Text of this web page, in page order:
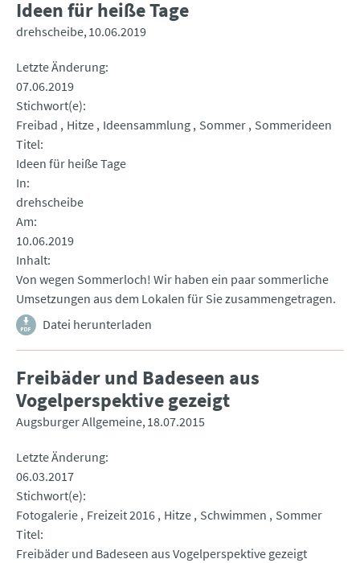
Ideen für heiße Tage
drehscheibe 10.06.2019
Letzte Änderung
07.06.2019
Stichwort(e)
Freibad
Hitze Ideensammlung Sommer Sommerideen
Titel
Ideen für heiße Tage
In
drehscheibe
Am
10.06.2019
Inhalt
Von wegen Sommerloch! Wir haben ein paar sommerliche
Umsetzungen aus dem Lokalen für Sie zusammengetragen.
Datei herunterladen
Freibäder und Badeseen aus
Vogelperspektive gezeigt
Augsburger Allgemeine 18.07.2015
Letzte Änderung
06.03.2017
Stichwort(e)
Fotogalerie Freizeit 2016 Hitze Schwimmen
Sommer
Titel
Freibäder und Badeseen aus Vogelperspektive gezeigt